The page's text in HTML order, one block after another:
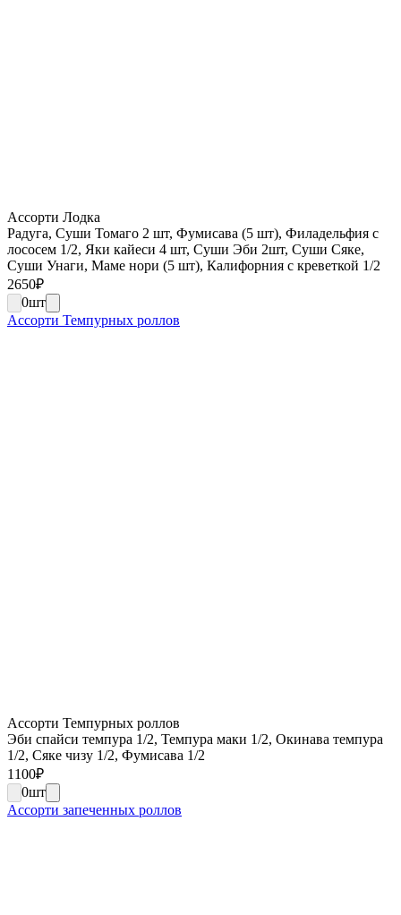
Ассорти Лодка
Радуга, Суши Томаго 2 шт, Фумисава (5 шт), Филадельфия с
лососем 1/2, Яки кайеси 4 шт, Суши Эби 2шт, Суши Сяке,
Суши Унаги, Маме нори (5 шт), Калифорния с креветкой 1/2
2650₽
0шт
Ассорти Темпурных роллов
Ассорти Темпурных роллов
Эби спайси темпура 1/2, Темпура маки 1/2, Окинава темпура
1/2, Сяке чизу 1/2, Фумисава 1/2
1100₽
0шт
Ассорти запеченных роллов